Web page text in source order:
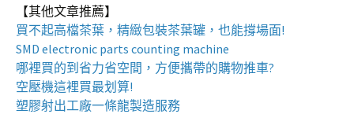
【其他文章推薦】
買不起高檔茶葉，精緻包裝茶葉罐 ，也能撐場面!
SMD electronic parts counting machine
哪裡買的到省力省空間，方便攜帶的購物推車?
空壓機這裡買最划算!
塑膠射出工廠一條龍製造服務